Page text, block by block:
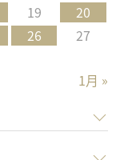
1月 »
19
20
26
27